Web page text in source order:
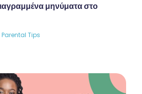
μηνύματα στο
Parental Tips